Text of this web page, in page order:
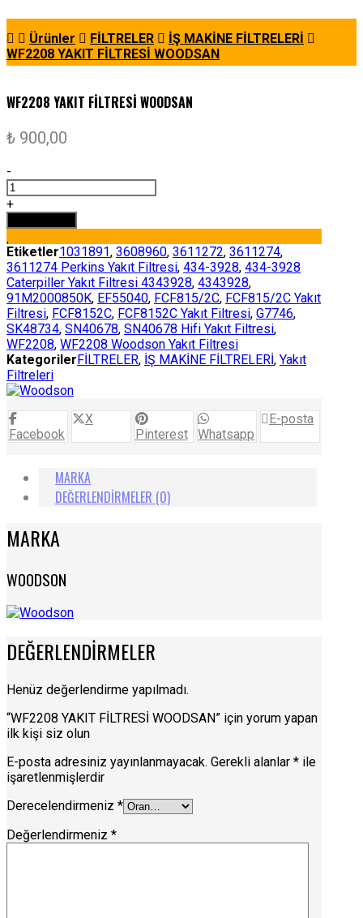
Ürünler FİLTRELER
İŞ MAKİNE FİLTRELERİ
WF2208 YAKIT FİLTRESİ WOODSAN
WF2208 YAKIT FİLTRESİ WOODSAN
₺ 900,00
-
WF2208
YAKIT
FİLTRESİ
WOODSAN
adet
+
Etiketler1031891, 3608960, 3611272, 3611274,
3611274 Perkins Yakıt Filtresi, 434-3928, 434-3928
Caterpiller Yakıt Filtresi 4343928, 4343928,
91M2000850K, EF55040, FCF815/2C, FCF815/2C Yakıt
Filtresi, FCF8152C, FCF8152C Yakıt Filtresi, G7746,
SK48734, SN40678, SN40678 Hifi Yakıt Filtresi,
WF2208, WF2208 Woodson Yakıt Filtresi
KategorilerFİLTRELER, İŞ MAKİNE FİLTRELERİ, Yakıt
Filtreleri
Facebook
X
Pinterest
Whatsapp
E-posta
MARKA
DEĞERLENDIRMELER (0)
MARKA
WOODSON
DEĞERLENDIRMELER
Henüz değerlendirme yapılmadı.
“WF2208 YAKIT FİLTRESİ WOODSAN” için yorum yapan
ilk kişi siz olun
E-posta adresiniz yayınlanmayacak. Gerekli alanlar * ile
işaretlenmişlerdir
Derecelendirmeniz *
Değerlendirmeniz *